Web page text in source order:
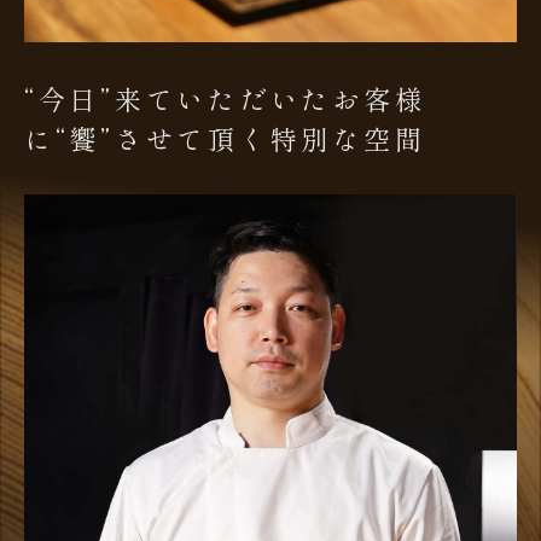
“今日”来ていただいたお客様
に “饗”させて頂く特別な空間